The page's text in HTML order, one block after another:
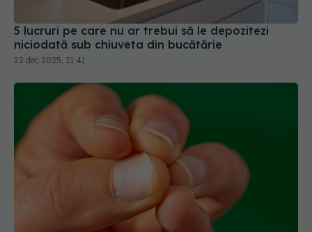
5 lucruri pe care nu ar trebui să le depozitezi
niciodată sub chiuveta din bucătărie
22 dec 2025, 21:41